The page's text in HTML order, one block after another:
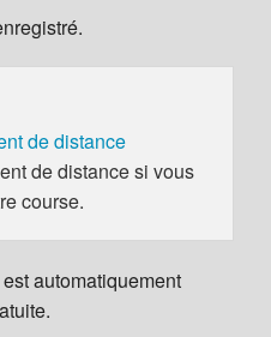
de distance
de distance si vous
course.
automatiquement